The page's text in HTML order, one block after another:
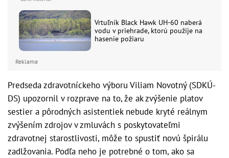
Vrtuľník Black Hawk UH-60 naberá
vodu v priehrade, ktorú použije na
hasenie požiaru
Reklama
Predseda zdravotníckeho výboru Viliam Novotný (SDKÚ-
DS) upozornil v rozprave na to, že ak zvýšenie platov
sestier a pôrodných asistentiek nebude kryté reálnym
zvýšením zdrojov v zmluvách s poskytovateľmi
zdravotnej starostlivosti, môže to spustiť novú špirálu
zadlžovania. Podľa neho je potrebné o tom, ako sa